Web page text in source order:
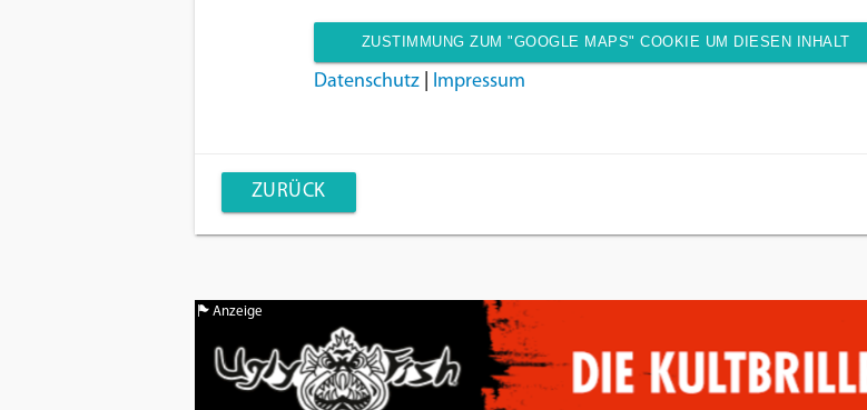
ZUSTIMMUNG ZUM "GOOGLE MAPS" COOKIE UM DIESEN INHALT
Datenschutz| Impressum
ZURÜCK
Anzeige
Einverständnis-Optionen des